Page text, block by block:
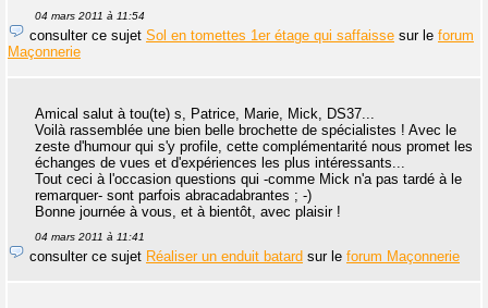
04 mars 2011 à 11:54
consulter ce sujet Sol en tomettes 1er étage qui saffaisse sur le forum
Maçonnerie
Amical salut à tou(te) s, Patrice, Marie, Mick, DS37...
Voilà rassemblée une bien belle brochette de spécialistes ! Avec le
zeste d'humour qui s'y profile, cette complémentarité nous promet les
échanges de vues et d'expériences les plus intéressants...
Tout ceci à l'occasion questions qui -comme Mick n'a pas tardé à le
remarquer- sont parfois abracadabrantes ; -)
Bonne journée à vous, et à bientôt, avec plaisir !
04 mars 2011 à 11:41
consulter ce sujet Réaliser un enduit batard sur le forum Maçonnerie